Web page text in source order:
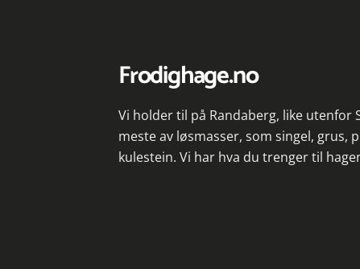
Frodighage.no
Vi holder til på Randaberg, like utenfor
meste av løsmasser, som singel, grus,
kulestein. Vi har hva du trenger til